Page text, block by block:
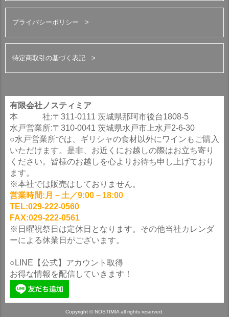
プライバシーポリシー
特定商取引の基づく表記
有限会社ノスティミア
本 社:〒311-0111 茨城県那珂市後台1808-5
水戸営業所:〒310-0041 茨城県水戸市上水戸2-6-30
○水戸営業所では、ギリシャの食材以外にワインもご購入
いただけます。是非、お近くにお越しの際はお立ち寄り
ください。皆様のお越しを心よりお待ち申し上げており
ます。
※本社では販売はしておりません。
営業時間:月－土／9:00－18:00
TEL:029-222-0560
FAX:029-222-0561
※日曜祝祭日は定休日となります。その他当社カレンダ
ーによる休業日がございます。
○LINE【公式】アカウント取得
お得な情報を配信していきます！
Copyright © NOSTIMIA all rights reserved.